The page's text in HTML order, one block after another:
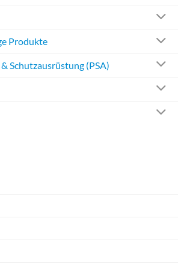
Produkte
Schutzausrüstung (PSA)